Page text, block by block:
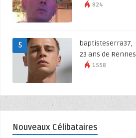
824
5
baptisteserra37,
23 ans de Rennes
1558
Nouveaux Célibataires